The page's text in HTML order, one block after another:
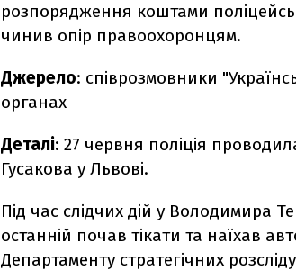
розпорядження коштами
чинив опір правоохоронцям.
Джерело: співрозмовники
органах
Деталі: 27 червня поліція
Гусакова у Львові.
Під час слідчих дій у Володимира
останній почав тікати та наїхав
Департаменту стратегічних